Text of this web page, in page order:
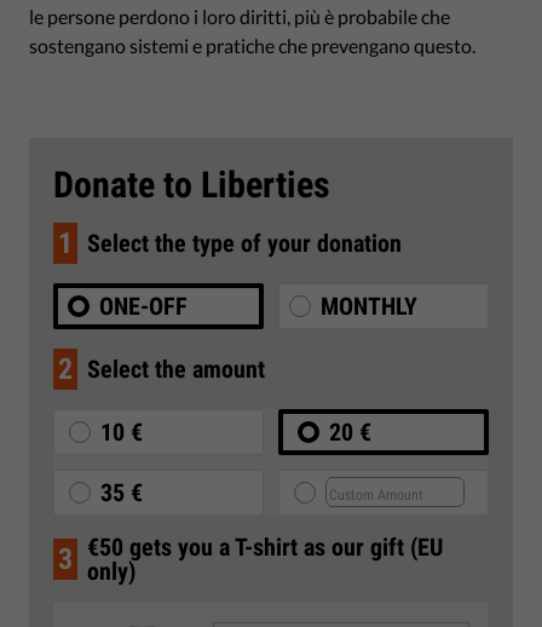
le persone perdono i loro diritti, più è probabile che
sostengano sistemi e pratiche che prevengano questo.
Donate to Liberties
1 Select the type of your donation
ONE-OFF MONTHLY
2 Select the amount
10 € 20 €
35 €
3 €50 gets you a T-shirt as our gift (EU
only)